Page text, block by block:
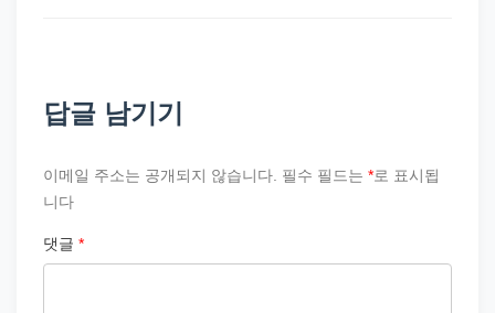
답글 남기기
이메일 주소는 공개되지 않습니다. 필수 필드는 *로 표시됩
니다
댓글 *